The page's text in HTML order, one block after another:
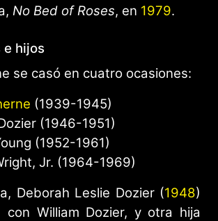
No Bed of Roses, en 1979.
e hijos
se casó en cuatro ocasiones:
(1939-1945)
(1946-1951)
(1952-1961)
Jr. (1964-1969)
Deborah Leslie Dozier (1948)
con William Dozier, y otra hija